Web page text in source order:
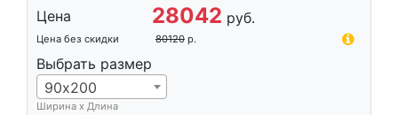
Цена 28042 руб.
Цена без скидки 80120 р.
Выбрать размер
90х200
Ширина х Длина